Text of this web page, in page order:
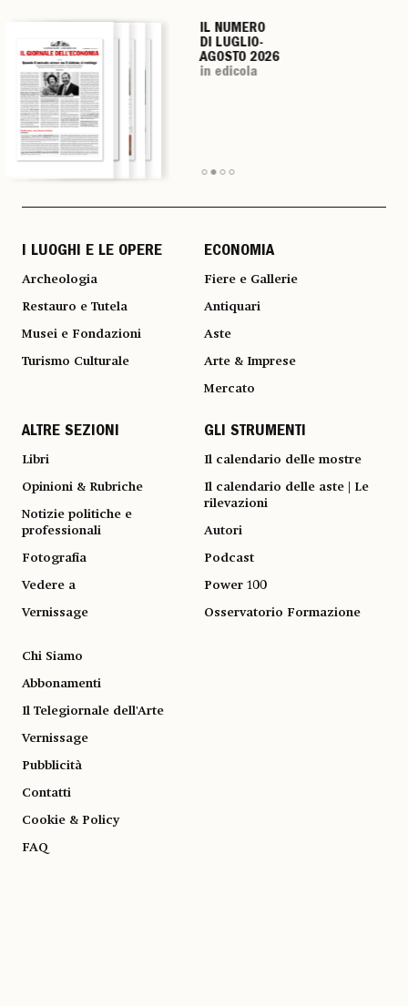
IL NUMERO
DI LUGLIO-
AGOSTO 2026
in edicola
IL NUMERO
DI LUGLIO-
AGOSTO 2026
in edicola
IL NUMERO
DI LUGLIO-
AGOSTO 2026
in edicola
IL NUMERO
DI LUGLIO-
AGOSTO 2026
in edicola
I LUOGHI E LE OPERE
Archeologia
Restauro e Tutela
Musei e Fondazioni
Turismo Culturale
ECONOMIA
Fiere e Gallerie
Antiquari
Aste
Arte & Imprese
Mercato
ALTRE SEZIONI
Libri
Opinioni & Rubriche
Notizie politiche e
professionali
Fotografia
Vedere a
Vernissage
GLI STRUMENTI
Il calendario delle mostre
Il calendario delle aste | Le
rilevazioni
Autori
Podcast
Power 100
Osservatorio Formazione
Chi Siamo
Abbonamenti
Il Telegiornale dell'Arte
Vernissage
Pubblicità
Contatti
Cookie & Policy
FAQ